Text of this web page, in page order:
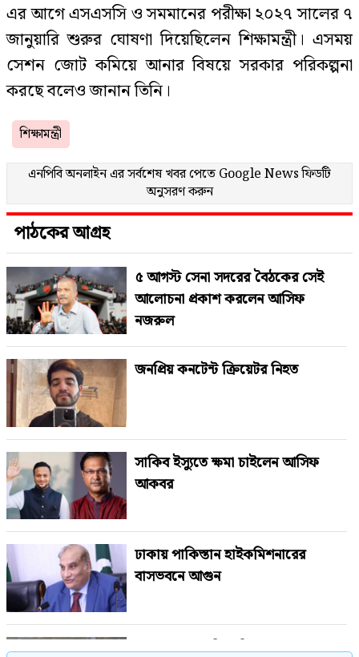
এর আগে এসএসসি ও সমমানের পরীক্ষা ২০২৭ সালের ৭
জানুয়ারি শুরুর ঘোষণা দিয়েছিলেন শিক্ষামন্ত্রী। এসময়
সেশন জোট কমিয়ে আনার বিষয়ে সরকার পরিকল্পনা
করছে বলেও জানান তিনি।
শিক্ষামন্ত্রী
এনপিবি অনলাইন এর সর্বশেষ খবর পেতে Google Newsফিডটি
অনুসরণ করুন
পাঠকের আগ্রহ
৫ আগস্ট সেনা সদরের বৈঠকের সেই
আলোচনা প্রকাশ করলেন আসিফ
নজরুল
জনপ্রিয় কনটেন্ট ক্রিয়েটর নিহত
সাকিব ইস্যুতে ক্ষমা চাইলেন আসিফ
আকবর
ঢাকায় পাকিস্তান হাইকমিশনারের
বাসভবনে আগুন
সুখবর পেলেন বিএনপির ৬ নেতা